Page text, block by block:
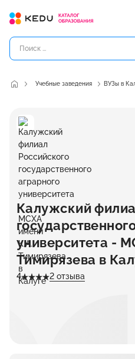
Учебные заведения ВУЗы в
Калужский
университета -
Тимирязева в
4 2 отзыва